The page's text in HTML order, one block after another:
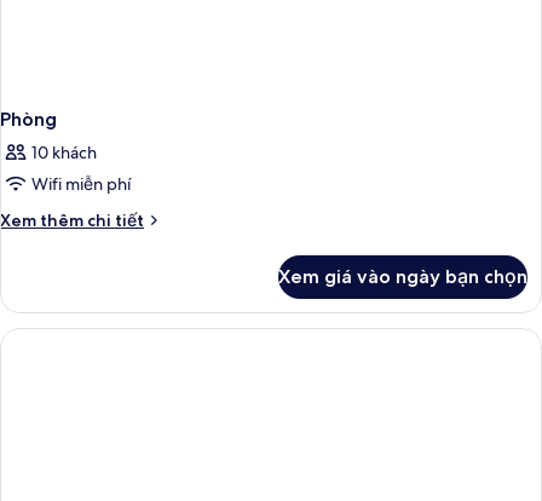
Phòng
10 khách
Wifi miễn phí
Xem thêm chi tiết
Chi
Phòng
Xem giá vào ngày bạn chọn